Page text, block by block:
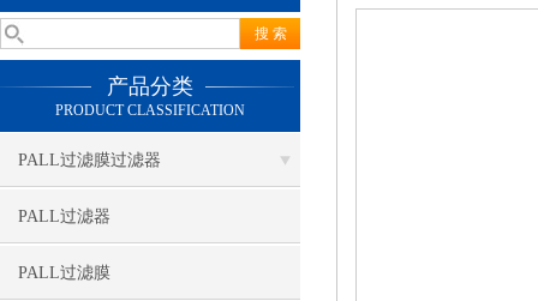
产品分类
PRODUCT CLASSIFICATION
PALL过滤膜过滤器
PALL过滤器
PALL过滤膜